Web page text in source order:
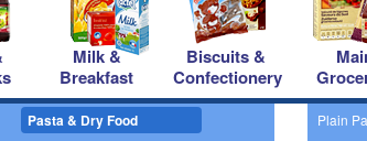
Milk &
Breakfast
Biscuits &
Confectionery
Pasta & Dry Food Plain